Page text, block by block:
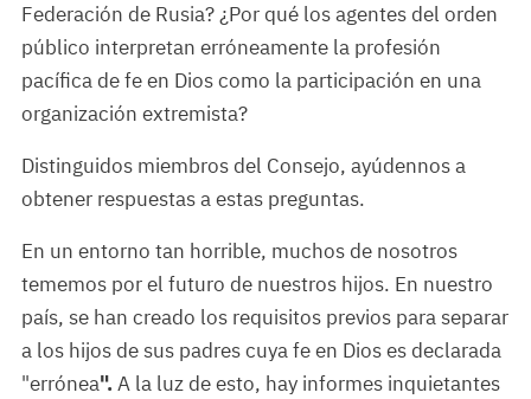
Federación de Rusia? ¿Por qué los agentes del orden
público interpretan erróneamente la profesión
pacífica de fe en Dios como la participación en una
organización extremista?
Distinguidos miembros del Consejo, ayúdennos a
obtener respuestas a estas preguntas.
En un entorno tan horrible, muchos de nosotros
tememos por el futuro de nuestros hijos. En nuestro
país, se han creado los requisitos previos para separar
a los hijos de sus padres cuya fe en Dios es declarada
"errónea". A la luz de esto, hay informes inquietantes